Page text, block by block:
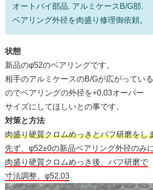
オートバイ部品. アルミケースB/G部.
ベアリング外径を肉盛り修理御依頼。
状態
新品のφ52のベアリングです。
相手のアルミケースのB/Gが広がっている
のでベアリングの外径を+0.03オーバー
サイズにしてほしいとの事です。
対策と方法
肉盛り硬質クロムめっきとバフ研磨をし
先ず、φ52±0の新品ベアリング外径のみ
肉盛り硬質クロムめっき後、バフ研磨で
寸法調整。φ52.03